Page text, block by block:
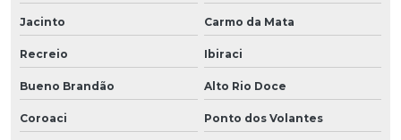
Jacinto Carmo da Mata
Recreio Ibiraci
Bueno Brandão Alto Rio Doce
Coroaci Ponto dos Volantes